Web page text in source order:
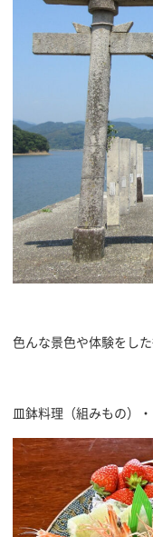
色んな景色や体験をし
皿鉢料理（組みもの）